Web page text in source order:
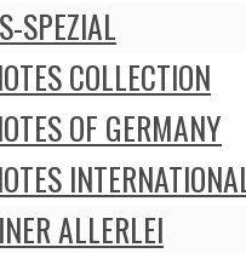
SPEZIAL
COLLECTION
OF GERMANY
INTERNATIONAL
ALLERLEI